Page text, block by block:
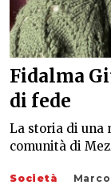
Fidalma
di fede
La storia di una
comunità di
Società